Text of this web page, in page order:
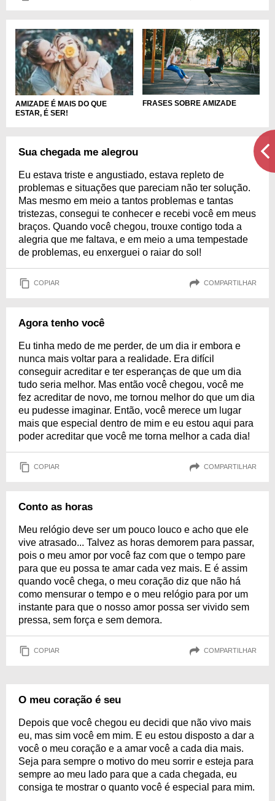
AMIZADE É MAIS DO QUE
ESTAR, É SER!
FRASES SOBRE AMIZADE
Sua chegada me alegrou
Eu estava triste e angustiado, estava repleto de
problemas e situações que pareciam não ter solução.
Mas mesmo em meio a tantos problemas e tantas
tristezas, consegui te conhecer e recebi você em meus
braços. Quando você chegou, trouxe contigo toda a
alegria que me faltava, e em meio a uma tempestade
de problemas, eu enxerguei o raiar do sol!
COPIAR COMPARTILHAR
Agora tenho você
Eu tinha medo de me perder, de um dia ir embora e
nunca mais voltar para a realidade. Era difícil
conseguir acreditar e ter esperanças de que um dia
tudo seria melhor. Mas então você chegou, você me
fez acreditar de novo, me tornou melhor do que um dia
eu pudesse imaginar. Então, você merece um lugar
mais que especial dentro de mim e eu estou aqui para
poder acreditar que você me torna melhor a cada dia!
COPIAR COMPARTILHAR
Conto as horas
Meu relógio deve ser um pouco louco e acho que ele
vive atrasado... Talvez as horas demorem para passar,
pois o meu amor por você faz com que o tempo pare
para que eu possa te amar cada vez mais. E é assim
quando você chega, o meu coração diz que não há
como mensurar o tempo e o meu relógio para por um
instante para que o nosso amor possa ser vivido sem
pressa, sem força e sem demora.
COPIAR COMPARTILHAR
O meu coração é seu
Depois que você chegou eu decidi que não vivo mais
eu, mas sim você em mim. E eu estou disposto a dar a
você o meu coração e a amar você a cada dia mais.
Seja para sempre o motivo do meu sorrir e esteja para
sempre ao meu lado para que a cada chegada, eu
consiga te mostrar o quanto você é especial para mim.